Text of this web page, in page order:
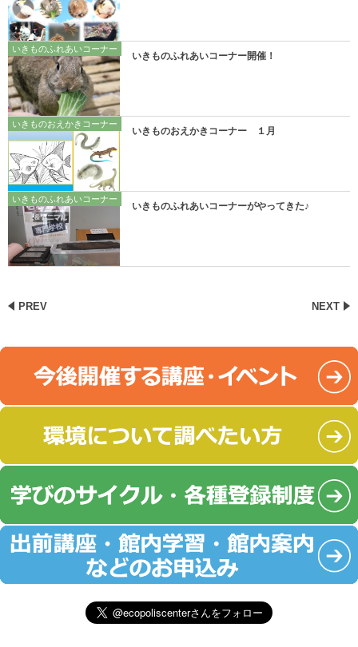
いきものふれあいコーナー
いきものふれあいコーナー開催！
いきものおえかきコーナー
いきものおえかきコーナー １月
いきものふれあいコーナー
いきものふれあいコーナーがやってきた♪
PREV NEXT